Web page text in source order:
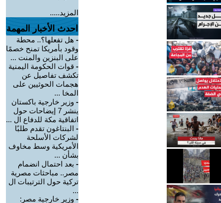
المزيد.....
احدث الأخبار المهمة
- هل تفعلها؟.. محطة
وقود بأمريكا تمنح خصمًا
على البنزين والمنت ...
- قوات الحكومة اليمنية
تكشف تفاصيل عن
هجمات الحوثيين على
المخا ...
- وزير خارجية باكستان
ينشر 7 إيضاحات حول
اتفاقية مكة للدفاع ال ...
- البنتاغون تقدم طلبًا
لشركات الأسلحة
الأمريكية وسط مخاوف
بشأن ...
- بعد احتمال انضمام
مصر.. مباحثات مصرية
تركية حول الترتيبات ال
...
- وزير خارجية مصر: